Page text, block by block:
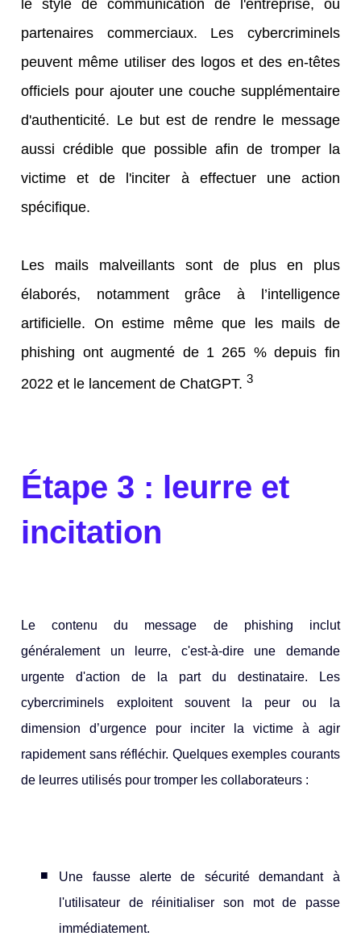
le style de communication de l'entreprise, ou
partenaires commerciaux. Les cybercriminels
peuvent même utiliser des logos et des en-têtes
officiels pour ajouter une couche supplémentaire
d'authenticité. Le but est de rendre le message
aussi crédible que possible afin de tromper la
victime et de l'inciter à effectuer une action
spécifique.
Les mails malveillants sont de plus en plus
élaborés, notamment grâce à l’intelligence
artificielle. On estime même que les mails de
phishing ont augmenté de 1 265 % depuis fin
2022 et le lancement de ChatGPT.3
Étape 3 : leurre et
incitation
Le contenu du message de phishing inclut
généralement un leurre, c'est-à-dire une demande
urgente d'action de la part du destinataire. Les
cybercriminels exploitent souvent la peur ou la
dimension d’urgence pour inciter la victime à agir
rapidement sans réfléchir. Quelques exemples courants
de leurres utilisés pour tromper les collaborateurs :
Une fausse alerte de sécurité demandant à
l'utilisateur de réinitialiser son mot de passe
immédiatement.